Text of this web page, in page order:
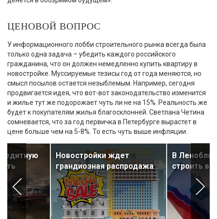
ЦЕНОВОЙ ВОПРОС
У информационного лобби строительного рынка всегда была
только одна задача – убедить каждого российского
гражданина, что он должен немедленно купить квартиру в
новостройке. Муссируемые тезисы год от года меняются, но
смысл посылов остается незыблемым. Например, сегодня
продвигается идея, что вот-вот законодательство изменится
и жилье тут же подорожает чуть ли не на 15%. Реальность же
будет к покупателям жилья благосклонней. Светлана Четина
сомневается, что за год первичка в Петербурге вырастет в
цене больше чем на 5-8%. То есть чуть выше инфляции.
Новостройки ждет
грандиозная распродажа
В
строить